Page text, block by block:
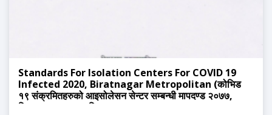
Standards For Isolation Centers For COVID 19
Infected 2020, Biratnagar Metropolitan (कोभिड
१९ संक्रमितहरुको आइसोलेसन सेन्टर सम्बन्धी मापदण्ड २०७७,
बिराटनगर महानगरपालिका)